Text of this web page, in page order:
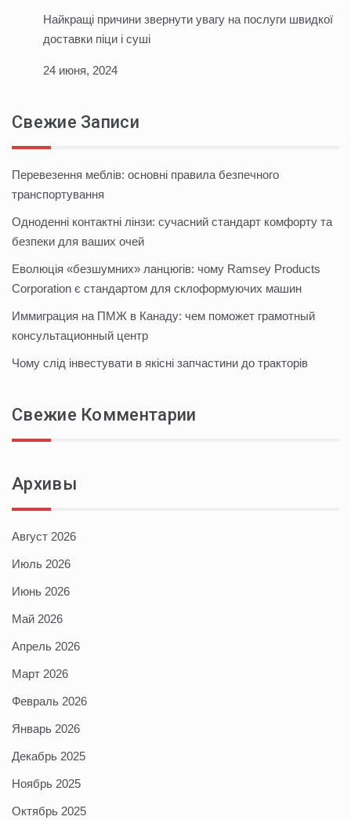
Найкращі причини звернути увагу на послуги швидкої
доставки піци і суші
24 июня, 2024
Свежие Записи
Перевезення меблів: основні правила безпечного
транспортування
Одноденні контактні лінзи: сучасний стандарт комфорту та
безпеки для ваших очей
Еволюція «безшумних» ланцюгів: чому Ramsey Products
Corporation є стандартом для склоформуючих машин
Иммиграция на ПМЖ в Канаду: чем поможет грамотный
консультационный центр
Чому слід інвестувати в якісні запчастини до тракторів
Свежие Комментарии
Архивы
Август 2026
Июль 2026
Июнь 2026
Май 2026
Апрель 2026
Март 2026
Февраль 2026
Январь 2026
Декабрь 2025
Ноябрь 2025
Октябрь 2025